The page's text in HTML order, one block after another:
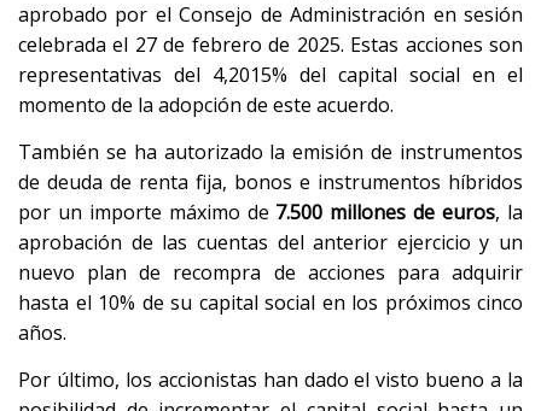
aprobado por el Consejo de Administración en sesión
celebrada el 27 de febrero de 2025. Estas acciones son
representativas del 4,2015% del capital social en el
momento de la adopción de este acuerdo.
También se ha autorizado la emisión de instrumentos
de deuda de renta fija, bonos e instrumentos híbridos
por un importe máximo de 7.500 millones de euros, la
aprobación de las cuentas del anterior ejercicio y un
nuevo plan de recompra de acciones para adquirir
hasta el 10% de su capital social en los próximos cinco
años.
Por último, los accionistas han dado el visto bueno a la